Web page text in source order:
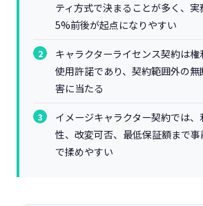
ティ方式で決まることが多く、
5%前後が起点になりやすい
キャラクターライセンス契約は権
使用許諾であり、契約範囲外の
害に当たる
イメージキャラクター契約では
性、改変可否、最低保証額まで
で揉めやすい